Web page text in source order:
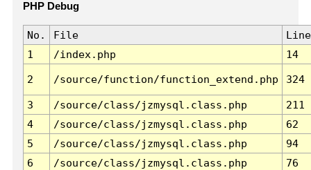
PHP Debug
No. File
Line
1
/index.php 14
2 /source/function/function_extend.php 324
3 /source/class/jzmysql.class.php
211
4
/source/class/jzmysql.class.php
62
5
/source/class/jzmysql.class.php
94
6
/source/class/jzmysql.class.php 76